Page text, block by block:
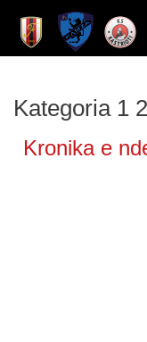
Kategoria 1
Kronika e